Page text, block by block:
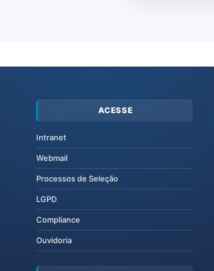
ACESSE
Intranet
Webmail
Processos de Seleção
LGPD
Compliance
Ouvidoria